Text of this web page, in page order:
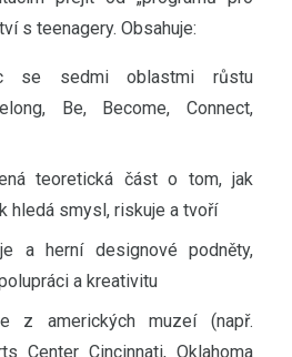
s teenagery. Obsahuje:
se sedmi oblastmi růstu
Be, Become, Connect,
teoretická část o tom, jak
hledá smysl, riskuje a tvoří
a herní designové podněty,
a kreativitu
z amerických muzeí (např.
Center Cincinnati, Oklahoma